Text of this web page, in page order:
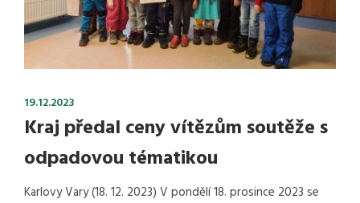
19.12.2023
Kraj předal ceny vítězům soutěže s
odpadovou tématikou
Karlovy Vary (18. 12. 2023) V pondělí 18. prosince 2023 se